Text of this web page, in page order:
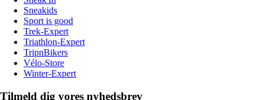
Sneakids
Sport is good
Trek-Expert
Triathlon-Expert
TripnBikers
Vélo-Store
Winter-Expert
Tilmeld dig vores nyhedsbrev